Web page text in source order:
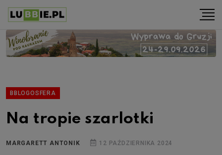
BBLOGOSFERA
Na tropie szarlotki
MARGARETT ANTONIK 12 PAŹDZIERNIKA 2024